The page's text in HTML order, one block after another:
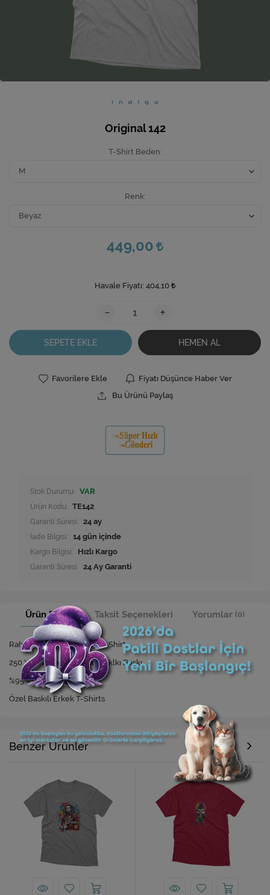
Mutfak
Original 142
T-Shirt Beden
Renk
449,00
Havale Fiyatı: 404,10
- +
SEPETE EKLE HEMEN AL
Favorilere Ekle
Fiyatı Düşünce Haber Ver
Bu Ürünü Paylaş
Stok Durumu: VAR
Ürün Kodu: TE142
Garanti Süresi: 24 ay
İade Bilgisi:
Kargo Bilgisi: Hızlı Kargo
Garanti Süresi: 24 Ay Garanti
Ürün Bilgisi Taksit Seçenekleri Yorumlar (0)
Rahat Kesim Özel Baskılı T-Shirt
250 Yıkamaya Kadar Dayanıklkı Baskı
%95 Viskon %5 Elastan
Özel Baskılı Erkek T-Shirts
Benzer Ürünler